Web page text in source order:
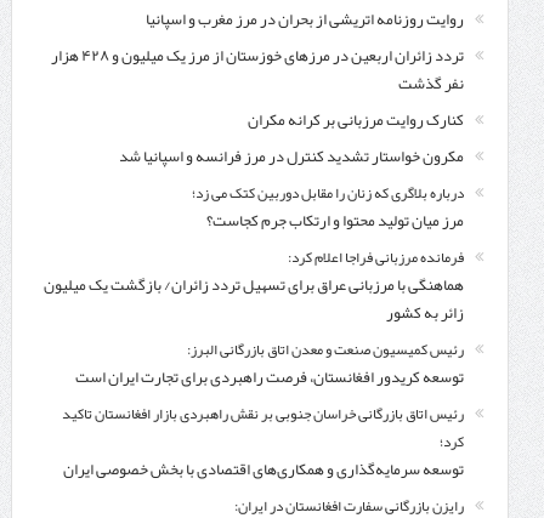
روایت روزنامه اتریشی از بحران در مرز مغرب و اسپانیا
تردد زائران اربعین در مرزهای خوزستان از مرز یک میلیون و ۴۲۸ هزار
نفر گذشت
کنارک روایت مرزبانی بر کرانه مکران
مکرون خواستار تشدید کنترل‌ در مرز فرانسه و اسپانیا شد
درباره بلاگری که زنان را مقابل دوربین کتک می زد؛
مرز میان تولید محتوا و ارتکاب جرم کجاست؟
فرمانده مرزبانی فراجا اعلام کرد:
هماهنگی با مرزبانی عراق برای تسهیل تردد زائران/ بازگشت یک میلیون
زائر به کشور
رئیس کمیسیون صنعت و معدن اتاق بازرگانی البرز:
توسعه کریدور افغانستان، فرصت راهبردی برای تجارت ایران است
رئیس اتاق بازرگانی خراسان جنوبی بر نقش راهبردی بازار افغانستان تاکید
کرد؛
توسعه سرمایه‌گذاری و همکاری‌های اقتصادی با بخش خصوصی ایران
رایزن بازرگانی سفارت افغانستان در ایران: